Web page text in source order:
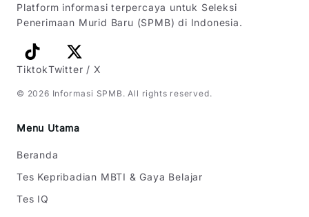
Platform informasi terpercaya untuk Seleksi
Penerimaan Murid Baru (SPMB) di Indonesia.
TiktokTwitter / X
© 2026 Informasi SPMB . All rights reserved.
Menu Utama
Beranda
Tes Kepribadian MBTI & Gaya Belajar
Tes IQ